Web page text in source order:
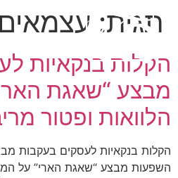
תגית: עצמאים
הקלות בנקאיות
מבצע “שאגת
הלוואות ופטור
הקלות בנקאיות לעסקים בעקבות
השפעות מבצע “שאגת הארי” על